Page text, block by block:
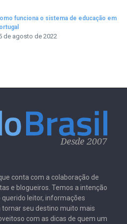
funciona o sistema de educação em
de agosto de 2022
conta com a colaboração de
e blogueiros. Temos a intenção
querido leitor, informações
seu destino muito mais
com as dicas de quem um